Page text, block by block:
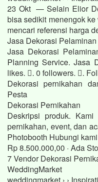
23 Okt — Selain Elior
bisa sedikit menengok
mencari referensi harga
Jasa Dekorasi
Jasa Dekorasi
Planning Service. Jasa
likes. 󱞋. 0 followers. 󱙶.
Dekorasi pernikahan
Pesta
Dekorasi Pernikahan
Deskripsi produk.
pernikahan, event, dan
Photobooth Hubungi
Rp 8.500.000,00 · ‎Ada
7 Vendor Dekorasi
WeddingMarket